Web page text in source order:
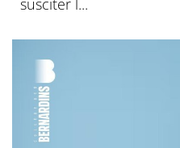
susciter l...